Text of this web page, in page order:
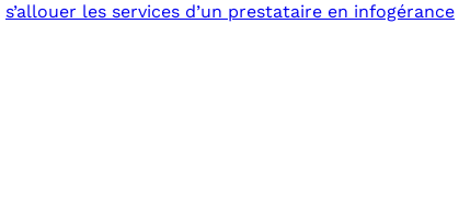
s’allouer les services d’un prestataire en infogérance